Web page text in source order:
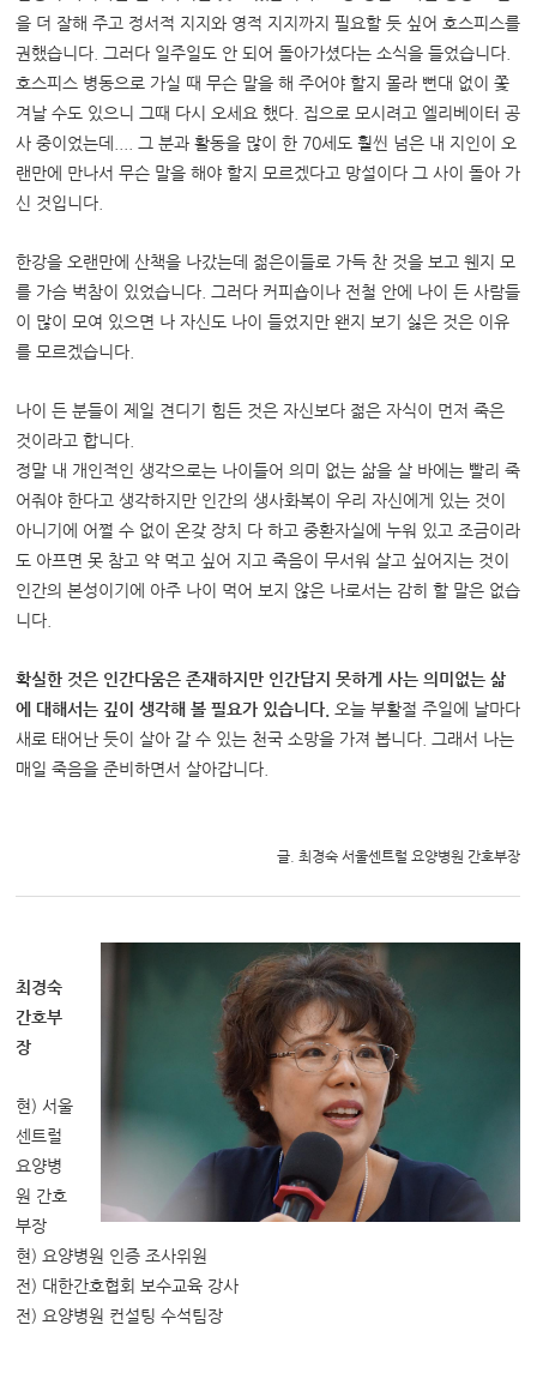
을 더 잘해 주고 정서적 지지와 영적 지지까지 필요할 듯 싶어 호스피스를
권했습니다. 그러다 일주일도 안 되어 돌아가셨다는 소식을 들었습니다.
호스피스 병동으로 가실 때 무슨 말을 해 주어야 할지 몰라 뻔대 없이 쫓
겨날 수도 있으니 그때 다시 오세요 했다. 집으로 모시려고 엘리베이터 공
사 중이었는데....
그 분과 활동을 많이 한 70세도 훨씬 넘은 내 지인이 오
랜만에 만나서 무슨 말을 해야 할지 모르겠다고 망설이다 그 사이 돌아 가
신 것입니다.
한강을 오랜만에 산책을 나갔는데 젊은이들로 가득 찬 것을 보고 웬지 모
를 가슴 벅참이 있었습니다. 그러다 커피숍이나 전철 안에 나이 든 사람들
이 많이 모여 있으면 나 자신도 나이 들었지만 왠지 보기 싫은 것은 이유
를 모르겠습니다.
나이 든 분들이 제일 견디기 힘든 것은 자신보다 젊은 자식이 먼저 죽은
것이라고 합니다.
정말 내 개인적인 생각으로는 나이들어 의미 없는 삶을 살 바에는 빨리 죽
어줘야 한다고 생각하지만 인간의 생사화복이 우리 자신에게 있는 것이
아니기에 어쩔 수 없이 온갖 장치 다 하고 중환자실에 누워 있고 조금이라
도 아프면 못 참고 약 먹고 싶어 지고 죽음이 무서워 살고 싶어지는 것이
인간의 본성이기에 아주 나이 먹어 보지 않은 나로서는 감히 할 말은 없습
니다.
확실한 것은 인간다움은 존재하지만 인간답지 못하게 사는 의미없는 삶
에 대해서는 깊이 생각해 볼 필요가 있습니다.
오늘 부활절 주일에 날마다
새로 태어난 듯이 살아 갈 수 있는 천국 소망을 가져 봅니다. 그래서 나는
매일 죽음을 준비하면서 살아갑니다.
글. 최경숙 서울센트럴 요양병원 간호부장
최경숙
간호부
장
현) 서울
센트럴
요양병
원 간호
부장
현) 요양병원 인증 조사위원
전) 대한간호협회 보수교육 강사
전) 요양병원 컨설팅 수석팀장